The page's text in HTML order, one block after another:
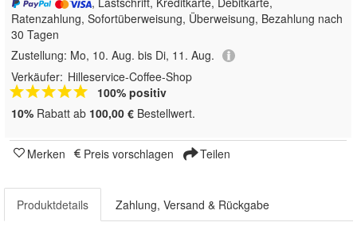
Ratenzahlung, Sofortüberweisung, Überweisung, Bezahlung nach
30 Tagen
Zustellung: Mo, 10. Aug. bis Di, 11. Aug.
Verkäufer: Hilleservice-Coffee-Shop
100% positiv
10% Rabatt ab 100,00 € Bestellwert.
Merken Preis vorschlagen Teilen
Produktdetails Zahlung, Versand & Rückgabe